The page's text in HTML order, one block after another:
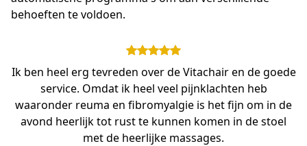
behoeften te voldoen.
Ik ben heel erg tevreden over de Vitachair en de goede
service. Omdat ik heel veel pijnklachten heb
waaronder reuma en fibromyalgie is het fijn om in de
avond heerlijk tot rust te kunnen komen in de stoel
met de heerlijke massages.